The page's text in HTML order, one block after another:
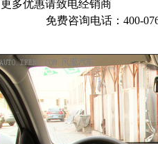
更多优惠请致电经销商
免费咨询电话：400-